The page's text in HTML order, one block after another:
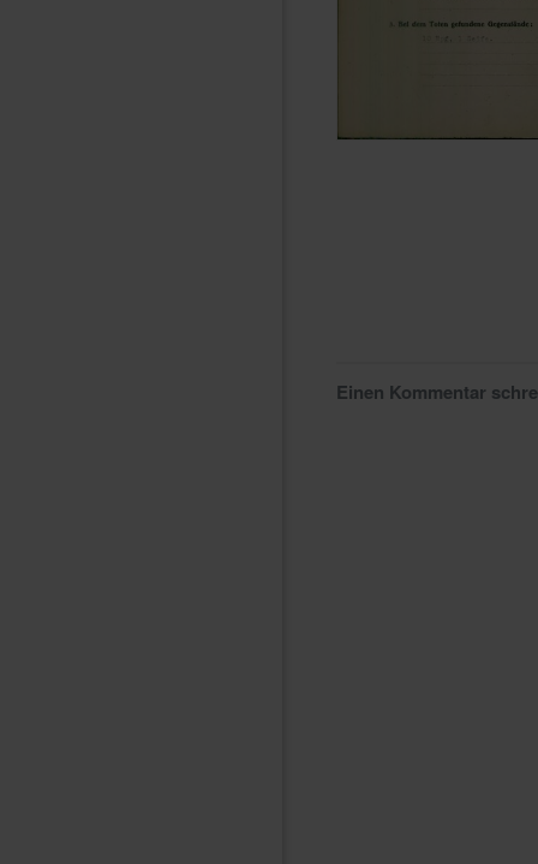
Einen Kommentar